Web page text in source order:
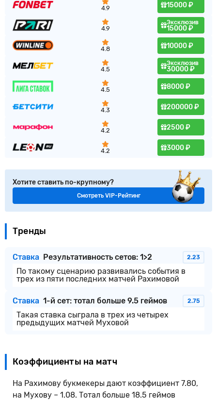
4.9 15000 ₽
4.9
Эксклюзив
15000 ₽
4.8 10000 ₽
4.5
Эксклюзив
30000 ₽
4.5 8000 ₽
4.3 200000 ₽
4.2 2500 ₽
4.2 3000 ₽
Хотите ставить по-крупному?
Смотреть VIP-Рейтинг
Тренды
Ставка Результативность сетов: 1>2 2.23
По такому сценарию развивались события в
трех из пяти последних матчей Рахимовой
Ставка 1-й сет: тотал больше 9.5 геймов 2.75
Такая ставка сыграла в трех из четырех
предыдущих матчей Муховой
Коэффициенты на матч
На Рахимову букмекеры дают коэффициент 7.80,
на Мухову – 1.08. Тотал больше 18.5 геймов